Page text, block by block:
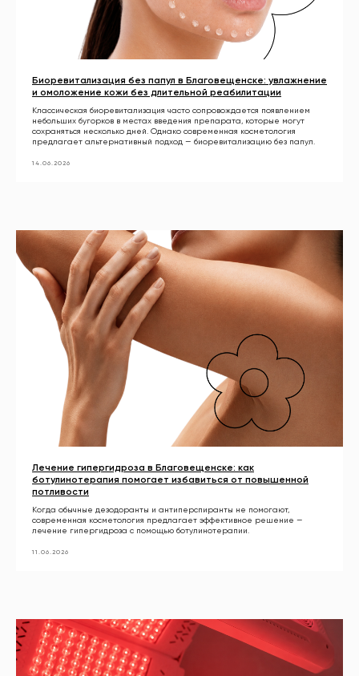
Биоревитализация без папул в Благовещенске: увлажнение
и омоложение кожи без длительной реабилитации
Классическая биоревитализация часто сопровождается появлением
небольших бугорков в местах введения препарата, которые могут
сохраняться несколько дней. Однако современная косметология
предлагает альтернативный подход — биоревитализацию без папул.
14.06.2026
Лечение гипергидроза в Благовещенске: как
ботулинотерапия помогает избавиться от повышенной
потливости
Когда обычные дезодоранты и антиперспиранты не помогают,
современная косметология предлагает эффективное решение —
лечение гипергидроза с помощью ботулинотерапии.
11.06.2026